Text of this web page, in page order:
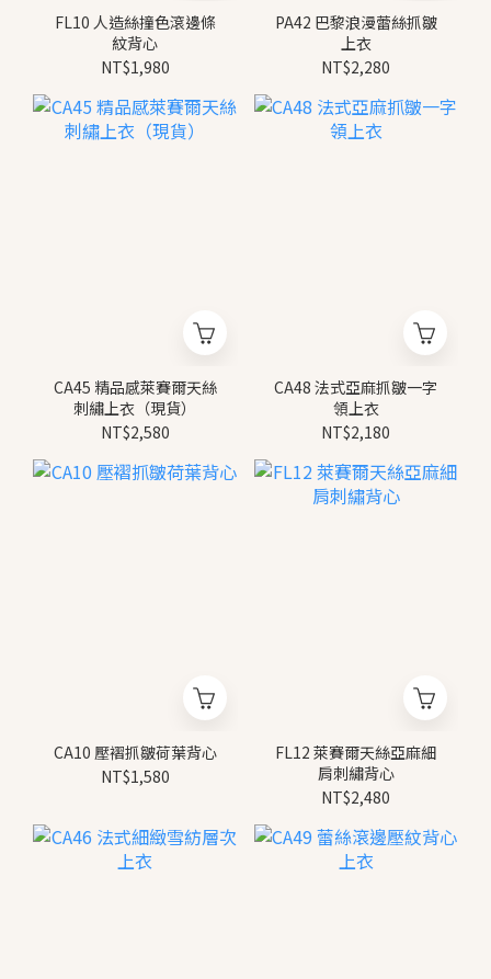
FL10 人造絲撞色滾邊條
紋背心
NT$1,980
PA42 巴黎浪漫蕾絲抓皺
上衣
NT$2,280
CA45 精品感萊賽爾天絲
刺繡上衣（現貨）
NT$2,580
CA48 法式亞麻抓皺一字
領上衣
NT$2,180
CA10 壓褶抓皺荷葉背心
NT$1,580
FL12 萊賽爾天絲亞麻細
肩刺繡背心
NT$2,480